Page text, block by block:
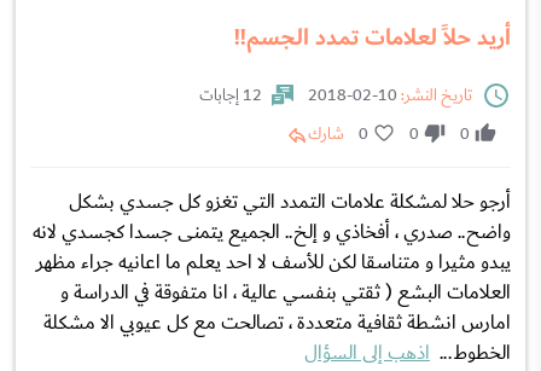
أريد حلاً لعلامات تمدد الجسم!!
تاريخ النشر:
12 إجابات
0
0
0 شارك
أرجو حلا لمشكلة علامات التمدد التي تغزو كل جسدي بشكل
واضح.. صدري ، أفخاذي و إلخ.. الجميع يتمنى جسدا كجسدي لانه
يبدو مثيرا و متناسقا لكن للأسف لا احد يعلم ما اعانيه جراء مظهر
العلامات البشع ( ثقتي بنفسي عالية ، انا متفوقة في الدراسة و
امارس انشطة ثقافية متعددة ، تصالحت مع كل عيوبي الا مشكلة
الخطوط... اذهب إلى السؤال